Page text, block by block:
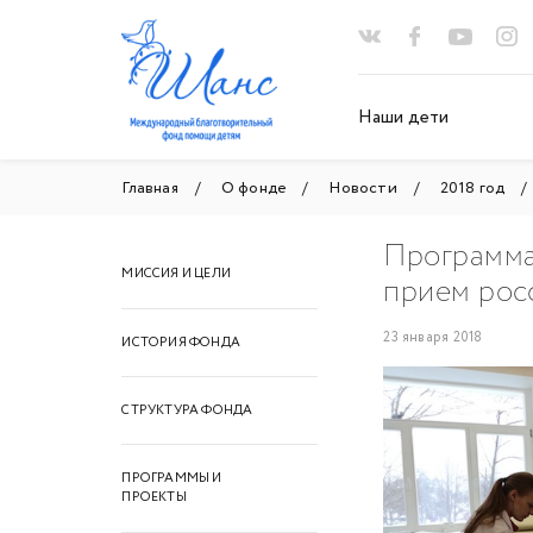
Наши дети
Главная О фонде Новости 2018 год
МИССИЯ И ЦЕЛИ
ИСТОРИЯ ФОНДА
СТРУКТУРА ФОНДА
ПРОГРАММЫ И
ПРОЕКТЫ
прием
23 января 2018